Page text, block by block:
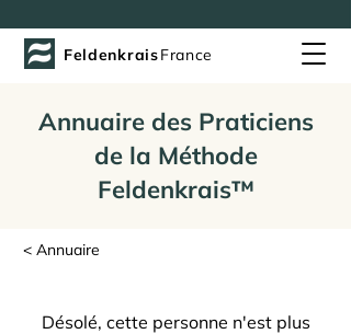
FeldenkraisFrance
Annuaire des Praticiens
de la Méthode
Feldenkrais™
< Annuaire
Désolé, cette personne n'est plus